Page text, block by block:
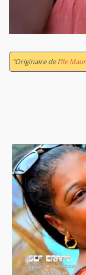
“Originaire de l'Ile